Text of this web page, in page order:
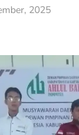
2025